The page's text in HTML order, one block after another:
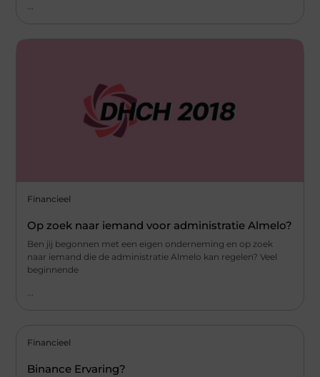
...
Financieel
Op zoek naar iemand voor administratie Almelo?
Ben jij begonnen met een eigen onderneming en op zoek
naar iemand die de administratie Almelo kan regelen? Veel
beginnende
...
Financieel
Binance Ervaring?